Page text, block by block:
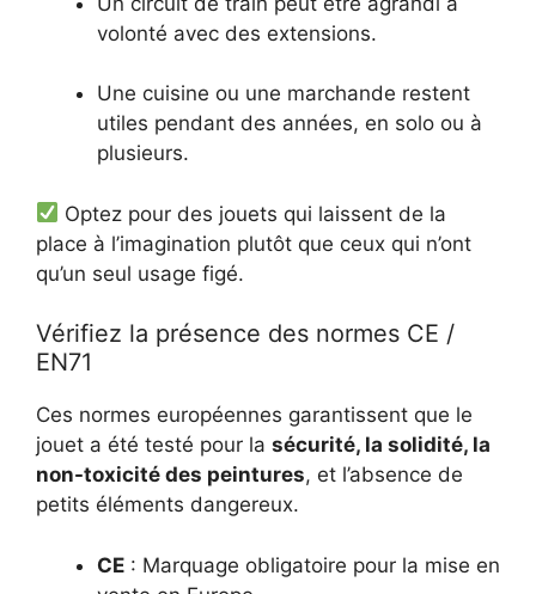
volonté avec des extensions.
Une cuisine ou une marchande restent
utiles pendant des années, en solo ou à
plusieurs.
Optez pour des jouets qui laissent de la
place à l’imagination plutôt que ceux qui n’ont
qu’un seul usage figé.
Vérifiez la présence des normes CE /
EN71
Ces normes européennes garantissent que le
jouet a été testé pour la sécurité, la solidité, la
non-toxicité des peintures, et l’absence de
petits éléments dangereux.
CE : Marquage obligatoire pour la mise en